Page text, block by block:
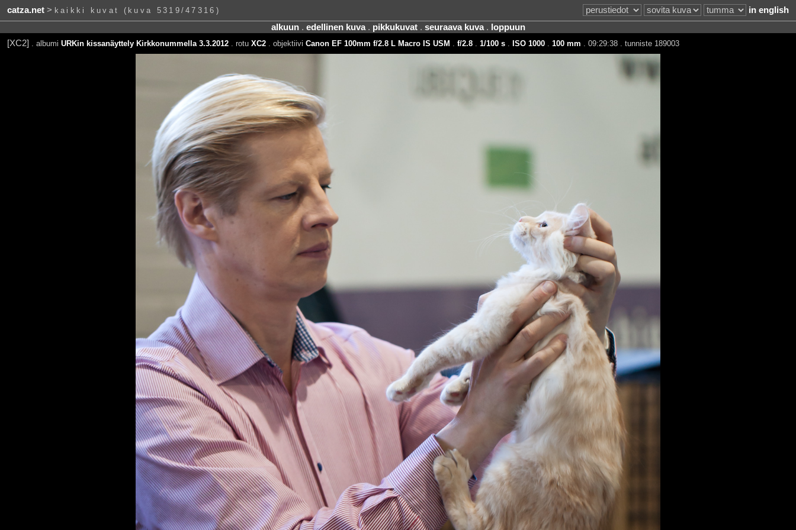
catza.net> kaikki kuvat (kuva 5319/47316)
in english
alkuun. edellinen kuva. pikkukuvat. seuraava kuva. loppuun
[XC2]
. albumi URKin kissanäyttely Kirkkonummella 3.3.2012. rotu XC2. objektiivi Canon EF 100mm f/2.8 L Macro IS USM f/2.8. 1/100 s. ISO 1000. 100 mm . 09:29:38 . tunniste 189003